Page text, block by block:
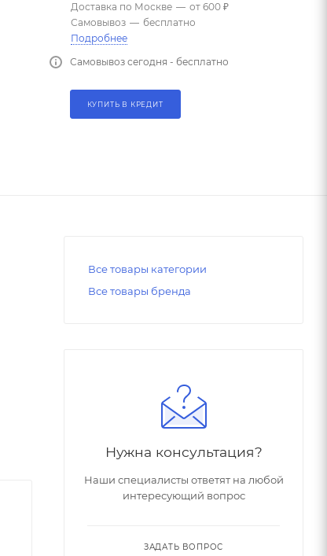
Доставка по Москве — от 600 ₽
Самовывоз — бесплатно
Подробнее
Самовывоз сегодня - бесплатно
КУПИТЬ В КРЕДИТ
Все товары категории
Все товары бренда
Нужна консультация?
Наши специалисты ответят на любой
интересующий вопрос
ЗАДАТЬ ВОПРОС